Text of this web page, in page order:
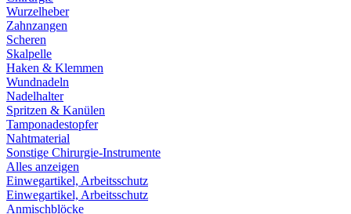
Wurzelheber
Zahnzangen
Scheren
Skalpelle
Haken & Klemmen
Wundnadeln
Nadelhalter
Spritzen & Kanülen
Tamponadestopfer
Nahtmaterial
Sonstige Chirurgie-Instrumente
Alles anzeigen
Einwegartikel, Arbeitsschutz
Einwegartikel, Arbeitsschutz
Anmischblöcke